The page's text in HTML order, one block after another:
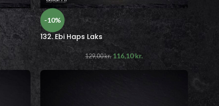
-10%
132. Ebi Haps Laks
129,00kr. 116,10kr.